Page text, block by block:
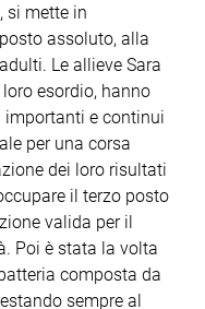
si mette in
assoluto, alla
Le allieve Sara
esordio, hanno
importanti e continui
per una corsa
dei loro risultati
il terzo posto
valida per il
Poi è stata la volta
composta da
sempre al